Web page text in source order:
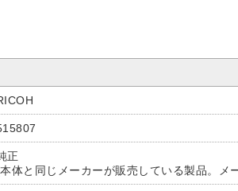
正
体と同じメーカーが販売している製品。メ